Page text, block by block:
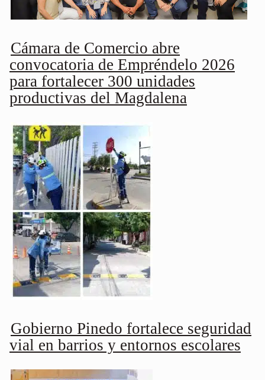
Cámara de Comercio abre
convocatoria de Empréndelo 2026
para fortalecer 300 unidades
productivas del Magdalena
Gobierno Pinedo fortalece seguridad
vial en barrios y entornos escolares